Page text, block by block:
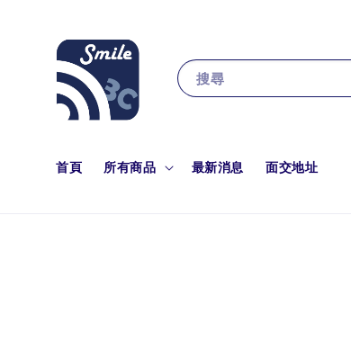
搜尋
首頁 所有商品 最新消息 面交地址